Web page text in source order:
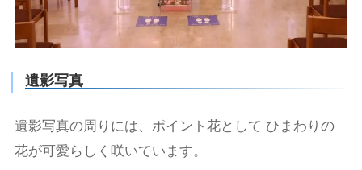
遺影写真
遺影写真の周りには、ポイント花として ひまわりの
花が可愛らしく咲いています。